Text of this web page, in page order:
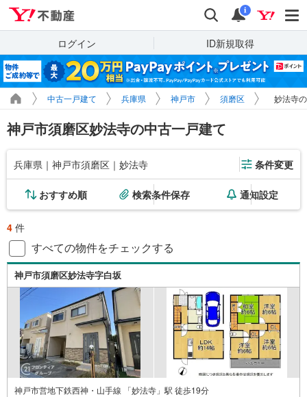
検索 通知
i
ログイン ID新規取得
中古一戸建て 兵庫県 神戸市 須磨区 妙法寺
神戸市須磨区妙法寺の中古一戸建て
兵庫県｜神戸市須磨区｜妙法寺 条件変更
おすすめ順 検索条件保存 通知設定
4 件
すべての物件をチェックする
神戸市須磨区妙法寺字白坂
神戸市営地下鉄西神・山手線 「妙法寺」駅 徒歩19分